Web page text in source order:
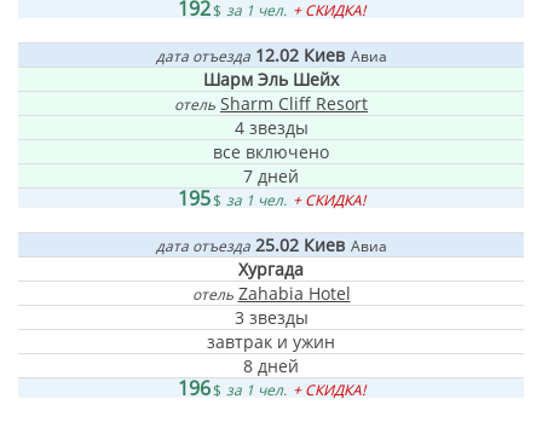
192$ за 1 чел. + СКИДКА!
дата отъезда 12.02Киев Авиа
Шарм Эль Шейх
отель Sharm Cliff Resort
4 звезды
все включено
7 дней
195$ за 1 чел. + СКИДКА!
дата отъезда 25.02Киев Авиа
Хургада
отель Zahabia Hotel
3 звезды
завтрак и ужин
8 дней
196$ за 1 чел. + СКИДКА!